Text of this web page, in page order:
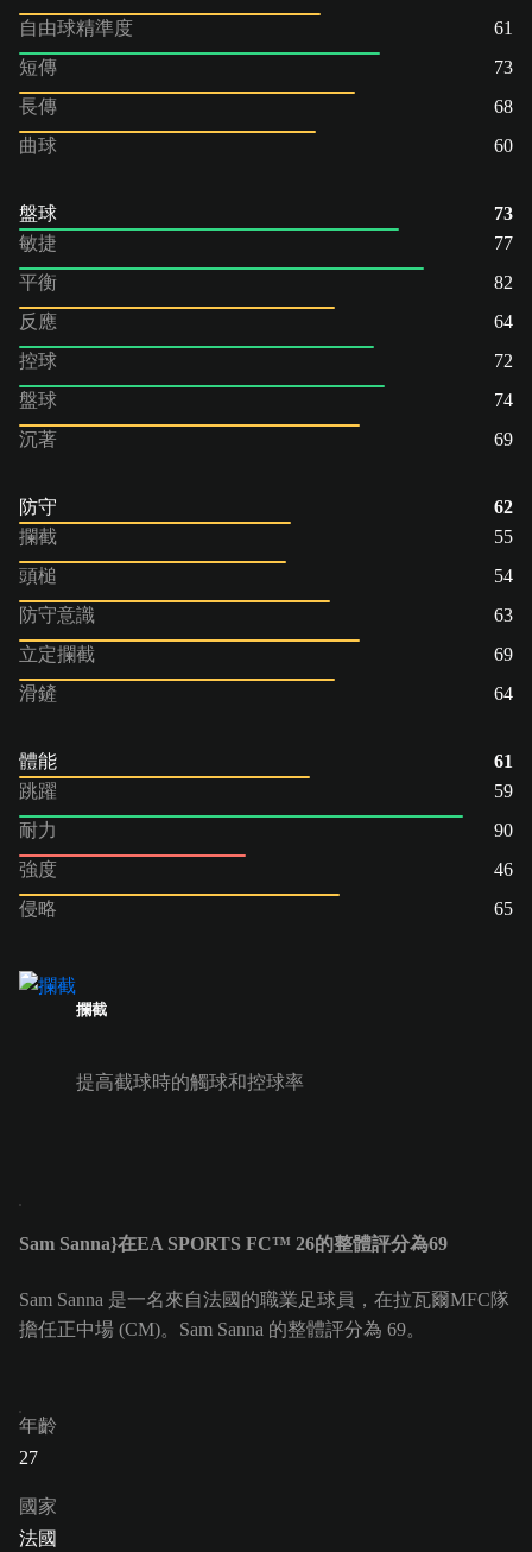
自由球精準度
61
短傳
73
長傳
68
曲球
60
盤球
73
敏捷
77
平衡
82
反應
64
控球
72
盤球
74
沉著
69
防守
62
攔截
55
頭槌
54
防守意識
63
立定攔截
69
滑鏟
64
體能
61
跳躍
59
耐力
90
強度
46
侵略
65
攔截
提高截球時的觸球和控球率
Sam Sanna}在EA SPORTS FC™ 26的整體評分為69
Sam Sanna 是一名來自法國的職業足球員，在拉瓦爾MFC隊
擔任正中場 (CM)。Sam Sanna 的整體評分為 69。
年齡
27
國家
法國